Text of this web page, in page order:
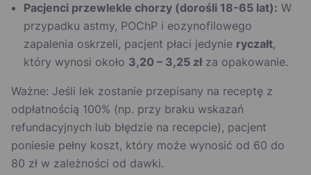
Pacjenci przewlekle chorzy (dorośli 18-65 lat): W
przypadku astmy, POChP i eozynofilowego
zapalenia oskrzeli, pacjent płaci jedynie ryczałt,
który wynosi około 3,20 – 3,25 złza opakowanie.
Ważne: Jeśli lek zostanie przepisany na receptę z
odpłatnością 100% (np. przy braku wskazań
refundacyjnych lub błędzie na recepcie), pacjent
poniesie pełny koszt, który może wynosić od 60 do
80 zł w zależności od dawki.